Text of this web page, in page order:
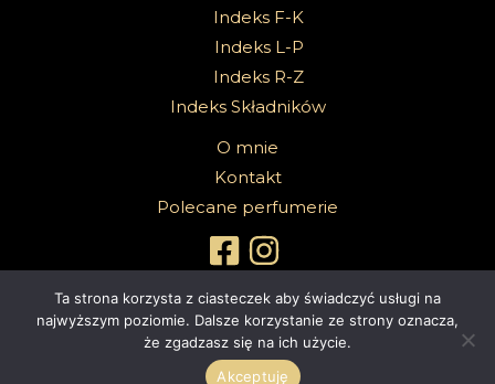
Indeks F-K
Indeks L-P
Indeks R-Z
Indeks Składników
O mnie
Kontakt
Polecane perfumerie
Copyright 2026 @Sabbath Of Senses | Z dumą wspierane przez
4ec.eu - strony www i sklepy internetowe
Ta strona korzysta z ciasteczek aby świadczyć usługi na
najwyższym poziomie. Dalsze korzystanie ze strony oznacza,
że zgadzasz się na ich użycie.
Akceptuję